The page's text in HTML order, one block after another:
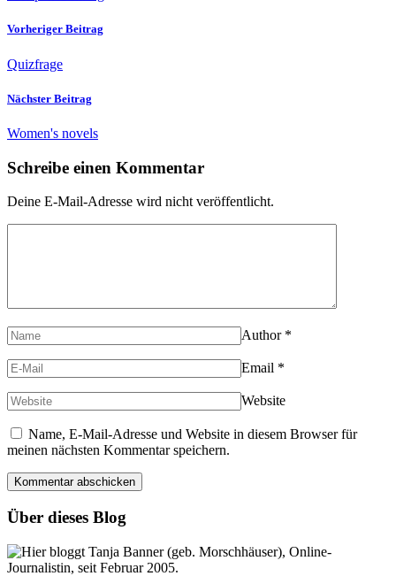
Vorheriger Beitrag
Quizfrage
Nächster Beitrag
Women's novels
Schreibe einen Kommentar
Deine E-Mail-Adresse wird nicht veröffentlicht.
Author *
Email *
Website
Name, E-Mail-Adresse und Website in diesem Browser für
meinen nächsten Kommentar speichern.
Über dieses Blog
Hier bloggt Tanja Banner (geb. Morschhäuser), Online-
Journalistin, seit Februar 2005.